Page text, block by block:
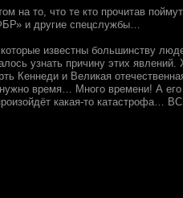
на то, что те кто прочитав
и другие спецслужбы…
известны большинству
узнать причину этих явлений.
Кеннеди и Великая
время… Много времени! А его
какая-то катастрофа…